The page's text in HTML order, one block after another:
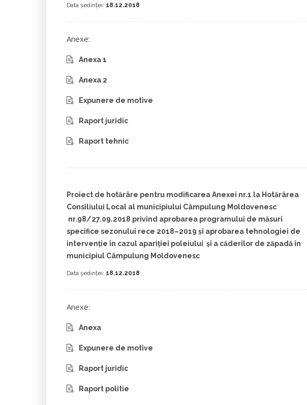
Data ședinței: 18.12.2018
Anexe:
Anexa 1
Anexa 2
Expunere de motive
Raport juridic
Raport tehnic
Proiect de hotărâre pentru modificarea Anexei nr.1 la Hotărârea
Consiliului Local al municipiului Câmpulung Moldovenesc
nr.98/27.09.2018 privind aprobarea programului de măsuri
specifice sezonului rece 2018–2019 şi aprobarea tehnologiei de
intervenţie în cazul apariţiei poleiului şi a căderilor de zăpadă în
municipiul Câmpulung Moldovenesc
Data ședinței: 18.12.2018
Anexe:
Anexa
Expunere de motive
Raport juridic
Raport politie